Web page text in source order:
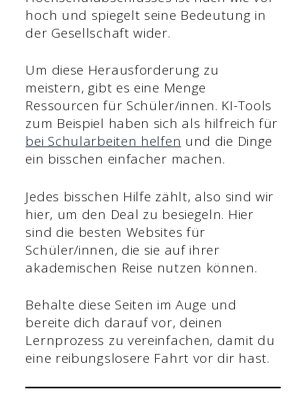
hoch und spiegelt seine Bedeutung in
der Gesellschaft wider.
Um diese Herausforderung zu
meistern, gibt es eine Menge
Ressourcen für Schüler/innen. KI-Tools
zum Beispiel haben sich als hilfreich für
bei Schularbeiten helfen und die Dinge
ein bisschen einfacher machen.
Jedes bisschen Hilfe zählt, also sind wir
hier, um den Deal zu besiegeln. Hier
sind die besten Websites für
Schüler/innen, die sie auf ihrer
akademischen Reise nutzen können.
Behalte diese Seiten im Auge und
bereite dich darauf vor, deinen
Lernprozess zu vereinfachen, damit du
eine reibungslosere Fahrt vor dir hast.